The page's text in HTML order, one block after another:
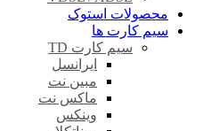
محصولات استوک
سیم کارت ها
سیم کارت TD
ایرانسل
مبین نت
ماکس نت
وینکس